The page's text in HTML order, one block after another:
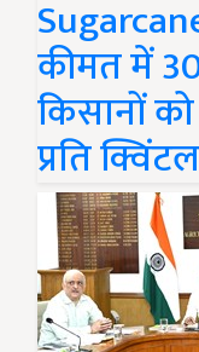
कीमत में
किसानों
प्रति